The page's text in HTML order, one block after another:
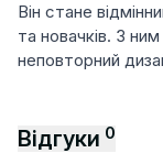
Він стане
та новачків. З
неповторний
Відгуки 0